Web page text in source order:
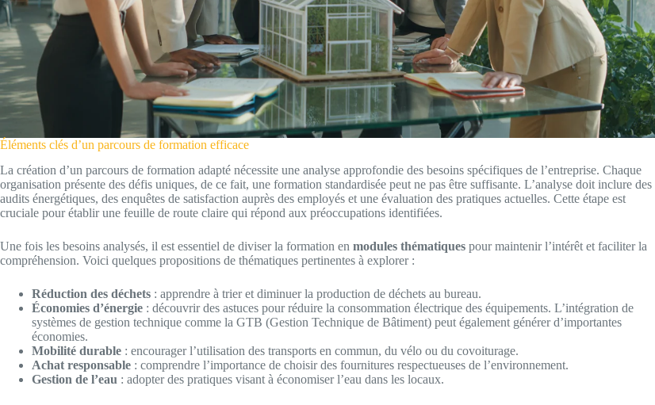
Éléments clés d’un parcours de formation efficace
La création d’un parcours de formation adapté nécessite une analyse approfondie des besoins spécifiques de l’entreprise. Chaque
organisation présente des défis uniques, de ce fait, une formation standardisée peut ne pas être suffisante. L’analyse doit inclure des
audits énergétiques, des enquêtes de satisfaction auprès des employés et une évaluation des pratiques actuelles. Cette étape est
cruciale pour établir une feuille de route claire qui répond aux préoccupations identifiées.
Une fois les besoins analysés, il est essentiel de diviser la formation en modules thématiques pour maintenir l’intérêt et faciliter la
compréhension. Voici quelques propositions de thématiques pertinentes à explorer :
Réduction des déchets : apprendre à trier et diminuer la production de déchets au bureau.
Économies d’énergie : découvrir des astuces pour réduire la consommation électrique des équipements. L’intégration de
systèmes de gestion technique comme la GTB (Gestion Technique de Bâtiment) peut également générer d’importantes
économies.
Mobilité durable : encourager l’utilisation des transports en commun, du vélo ou du covoiturage.
Achat responsable : comprendre l’importance de choisir des fournitures respectueuses de l’environnement.
Gestion de l’eau : adopter des pratiques visant à économiser l’eau dans les locaux.